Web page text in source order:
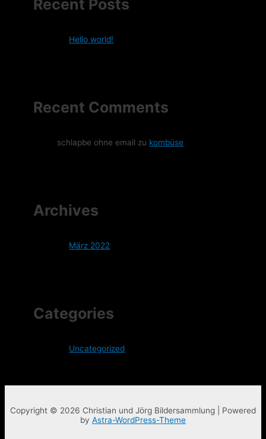
Recent Posts
Hello world!
Recent Comments
schlapbe ohne email zu kombüse
Archives
März 2022
Categories
Uncategorized
Copyright © 2026 Christian und Jörg Bildersammlung | Powered
by Astra-WordPress-Theme